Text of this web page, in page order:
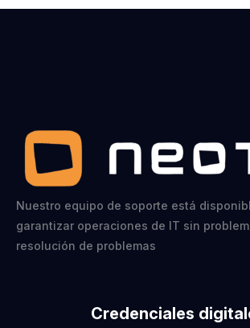
Nuestro equipo de soporte está
garantizar operaciones de IT sin
resolución de problemas
Credenciales